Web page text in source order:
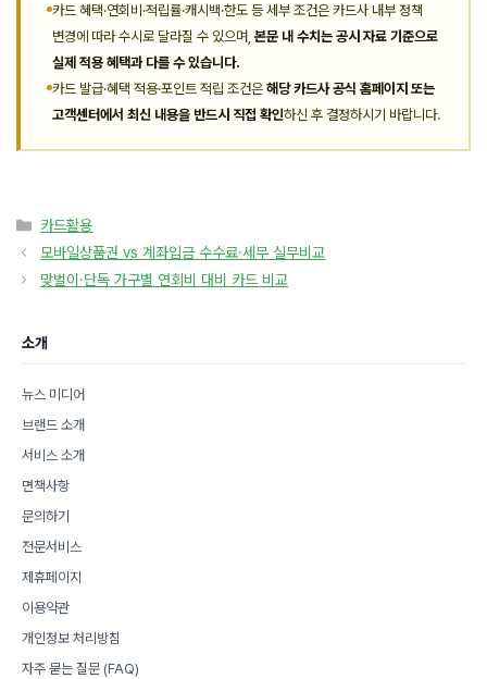
카드 혜택·연회비·적립률·캐시백·한도 등 세부 조건은 카드사 내부 정책
변경에 따라 수시로 달라질 수 있으며,본문 내 수치는 공시 자료 기준으로
실제 적용 혜택과 다를 수 있습니다.
카드 발급·혜택 적용·포인트 적립 조건은 해당 카드사 공식 홈페이지 또는
고객센터에서 최신 내용을 반드시 직접 확인하신 후 결정하시기 바랍니다.
카
테
리
카드활용
모바일상품권 vs 계좌입금 수수료·세무 실무비교
맞벌이·단독 가구별 연회비 대비 카드 비교
소개
뉴스 미디어
브랜드 소개
서비스 소개
면책사항
문의하기
전문서비스
제휴페이지
이용약관
개인정보 처리방침
자주 묻는 질문 (FAQ)